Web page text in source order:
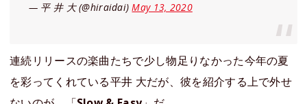
— 平 井 大 (@hiraidai)May 13, 2020
連続リリースの楽曲たちで少し物足りなかった今年の夏
を彩ってくれている平井 大だが、彼を紹介する上で外せ